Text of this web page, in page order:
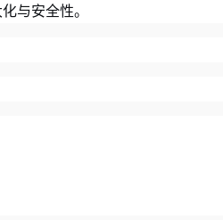
与安全性。